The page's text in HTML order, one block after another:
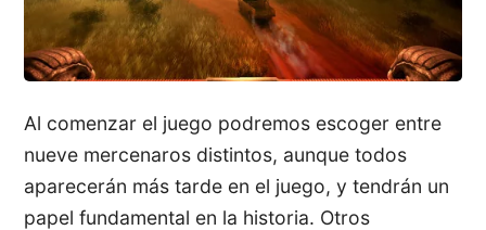
Al comenzar el juego podremos escoger entre
nueve mercenaros distintos, aunque todos
aparecerán más tarde en el juego, y tendrán un
papel fundamental en la historia. Otros